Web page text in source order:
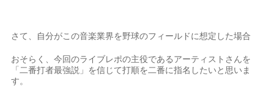
さて、自分がこの音楽業界を野球のフィールドに想定した場合
おそらく、今回のライブレポの主役であるアーティストさんを
「二番打者最強説」を信じて打順を二番に指名したいと思いま
す。